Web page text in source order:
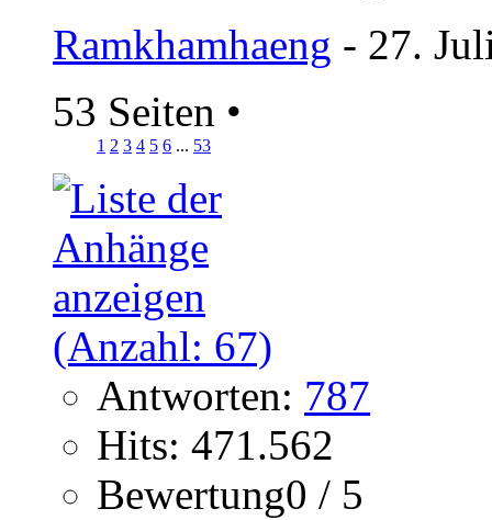
Ramkhamhaeng - 27.
53 Seiten •
1 2 3 4 5 6 ... 53
Antworten: 787
Hits: 471.562
Bewertung0 / 5